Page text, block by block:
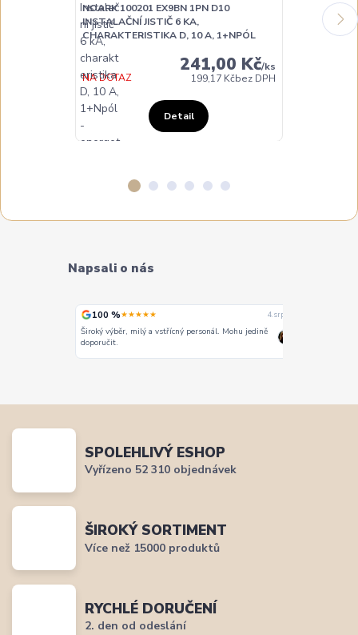
NOARK 100201 EX9BN 1PN D10
INSTALAČNÍ JISTIČ 6 KA,
CHARAKTERISTIKA D, 10 A, 1+NPÓL
241,00 Kč/ks
199,17 Kčbez DPH
NA DOTAZ
Detail
NOARK
INSTALAČNÍ
Napsali o nás
100 %★★★★★ 4. srpna
Široký výběr, milý a vstřícný personál. Mohu jedině
doporučit.
SPOLEHLIVÝ ESHOP
Vyřízeno 52 310 objednávek
ŠIROKÝ SORTIMENT
Více než 15000 produktů
RYCHLÉ DORUČENÍ
2. den od odeslání